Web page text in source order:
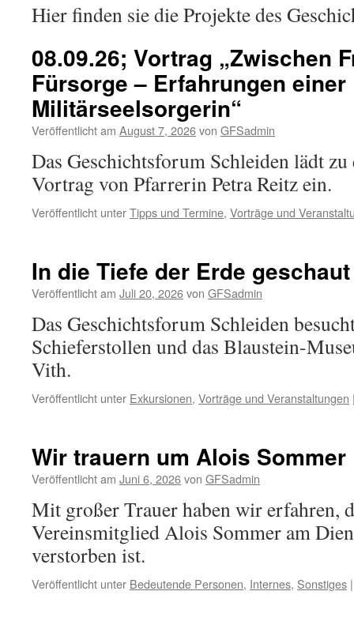
Hier finden sie die Projekte des
08.09.26; Vortrag „Zwischen
Fürsorge – Erfahrungen einer
Militärseelsorgerin“
Veröffentlicht am August 7, 2026von GFSadmin
Das Geschichtsforum Schleiden lädt zu
Vortrag von Pfarrerin Petra Reitz ein.
Veröffentlicht unterTipps und Termine, Vorträge und
In die Tiefe der Erde geschaut
Veröffentlicht am Juli 20, 2026von GFSadmin
Das Geschichtsforum Schleiden
Schieferstollen und das Blaustein-
Vith.
Veröffentlicht unter Exkursionen, Vorträge und Veranstaltungen
Wir trauern um Alois Sommer
Veröffentlicht am Juni 6, 2026von GFSadmin
Mit großer Trauer haben wir erfahren,
Vereinsmitglied Alois Sommer am
verstorben ist.
Veröffentlicht unter Bedeutende Personen, Internes, Sonstiges |